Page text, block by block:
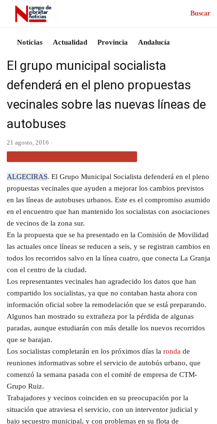
Buscar
Noticias Actualidad Provincia Andalucía
El grupo municipal socialista
defenderá en el pleno propuestas
vecinales sobre las nuevas líneas de
autobuses
21 agosto, 2016 ·
ALGECIRAS. El Grupo Municipal Socialista defenderá en el pleno
propuestas vecinales que ayuden a mejorar los cambios previstos
en las líneas de autobuses urbanos. Este es el compromiso asumido
en el encuentro que han mantenido los socialistas con asociaciones
de vecinos de la zona sur.
En la propuesta que se ha presentado en la Comisión de Movilidad
las actuales once líneas se reducen a seis, y se registran cambios en
todos los recorridos salvo en la línea cuatro, que conecta La Granja
con el centro de la ciudad.
Los representantes vecinales han agradecido los datos que han
compartido los socialistas, ya que no contaban hasta ahora con
información oficial sobre la remodelación que se está preparando.
Algunos han mostrado su extrañeza por la pérdida de algunas
paradas, aunque estudiarán con más detalle los nuevos recorridos
que se barajan.
Los socialistas completarán en los próximos días la ronda de
reuniones informativas sobre el servicio de autobús urbano, que
comenzó la semana pasada con el comité de empresa de CTM-
Grupo Ruiz.
Trabajadores y vecinos coinciden en su preocupación por la
situación que atraviesa el servicio, con un interventor judicial y
bajo secuestro municipal, y con problemas en su flota de